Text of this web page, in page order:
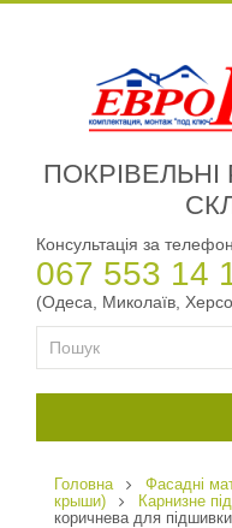
Консультація за
067 553 14
(Одеса, Миколаїв,
Головна Фасадні
крыши)
Карнизне
коричнева для